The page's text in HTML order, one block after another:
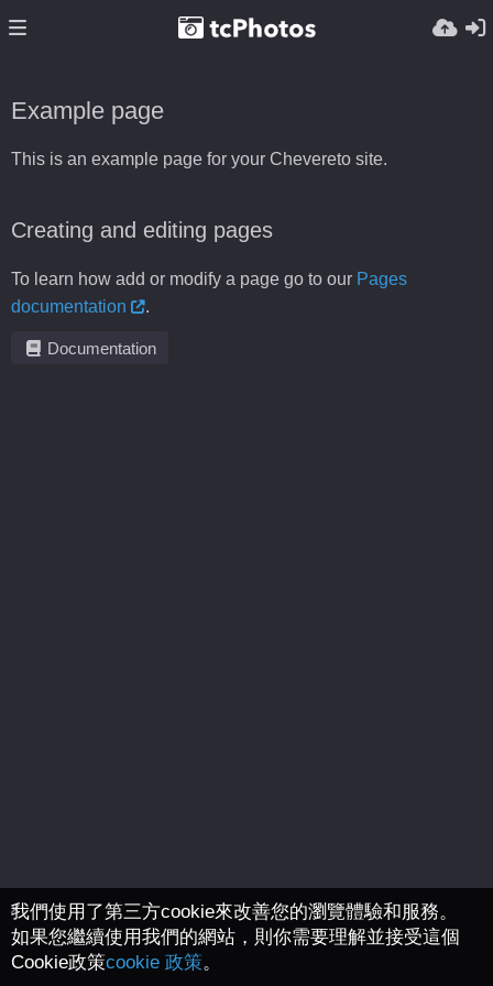
Example page
This is an example page for your Chevereto site.
Creating and editing pages
To learn how add or modify a page go to our Pages
documentation
.
Documentation
我們使用了第三方cookie來改善您的瀏覽體驗和服務。
如果您繼續使用我們的網站，則你需要理解並接受這個
Cookie政策cookie 政策。